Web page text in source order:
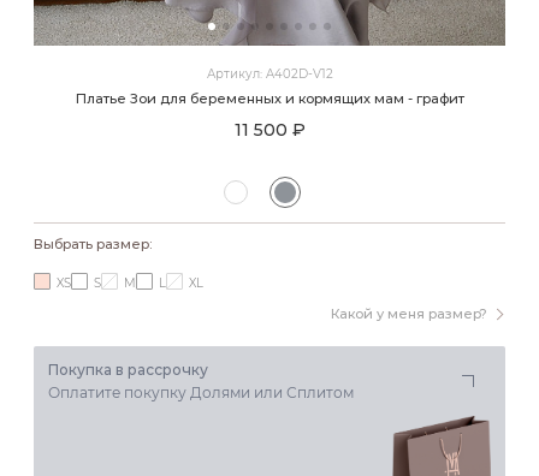
Артикул: A402D-V12
Платье Зои для беременных и кормящих мам - графит
11 500 ₽
Выбрать размер:
Какой у меня размер?
XS S M L XL
Покупка в рассрочку
Оплатите покупку Долями или Сплитом